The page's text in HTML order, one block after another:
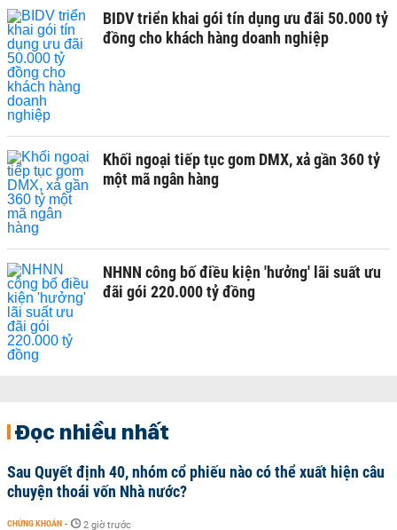
BIDV triển khai gói tín dụng ưu đãi 50.000 tỷ
đồng cho khách hàng doanh nghiệp
Khối ngoại tiếp tục gom DMX, xả gần 360 tỷ
một mã ngân hàng
NHNN công bố điều kiện 'hưởng' lãi suất ưu
đãi gói 220.000 tỷ đồng
Đọc nhiều nhất
Sau Quyết định 40, nhóm cổ phiếu nào có thể xuất hiện câu
chuyện thoái vốn Nhà nước?
CHỨNG KHOÁN - 2 giờ trước